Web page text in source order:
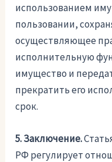
использованием
пользовании,
осуществляющее
исполнительную
имущество и
прекратить его
срок.
5. Заключение.
РФ регулирует